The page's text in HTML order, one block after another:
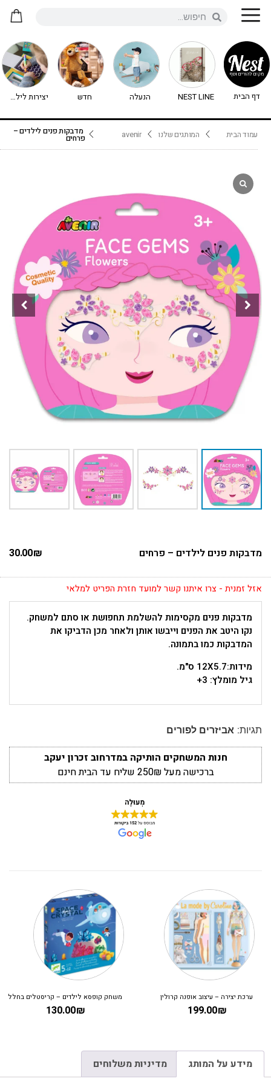
דף הבית NEST LINE הנעלה חדש יצירות לילדים - יצירה לילדים
עמוד הבית המותגים שלנו avenir מדבקות פנים לילדים –
פרחים
מדבקות פנים לילדים – פרחים 30.00₪
אזל זמנית - צרו איתנו קשר למועד חזרת הפריט למלאי
מדבקות פנים מקסימות להשלמת תחפושת או סתם למשחק.
נקו היטב את הפנים וייבשו אותן ולאחר מכן הדביקו את
המדבקות כמו בתמונה.
מידות:12X5.7 ס"מ.
גיל מומלץ: 3+
תגיות: אביזרים לפורים
חנות המשחקים הותיקה במדרחוב זכרון יעקב
ברכישה מעל 250₪ שליח עד הבית חינם
ערכת יצירה – עיצוב אופנה קרולין
199.00₪
משחק קופסא לילדים – קריסטלים בחלל
130.00₪
מידע על המותג מדיניות משלוחים